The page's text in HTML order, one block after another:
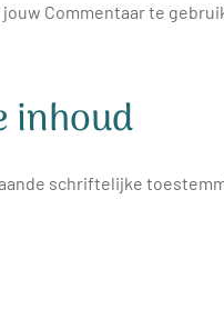
Commentaar te
inhoud
schriftelijke